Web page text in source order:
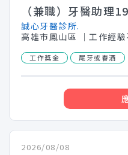
（兼職）牙醫助理
誠心牙醫診所.
高雄市鳳山區
│工作經
工作獎金 尾牙或春酒
2026/08/08